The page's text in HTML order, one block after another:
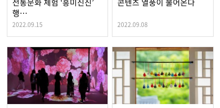
행…
2022.09.15 2022.09.08